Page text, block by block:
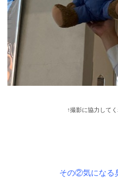
↑撮影に協力して
その②気になる